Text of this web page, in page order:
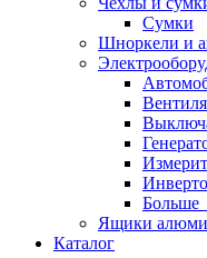
Сумки
Шноркели и
Больше
Ящики
Каталог